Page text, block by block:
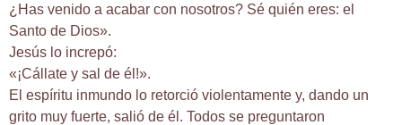
¿Has venido a acabar con nosotros? Sé quién eres: el
Santo de Dios».
Jesús lo increpó:
«¡Cállate y sal de él!».
El espíritu inmundo lo retorció violentamente y, dando un
grito muy fuerte, salió de él. Todos se preguntaron